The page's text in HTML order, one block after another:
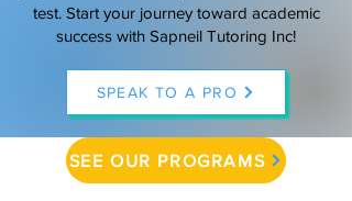
test. Start your journey toward academic
success with Sapneil Tutoring Inc!
SPEAK TO A PRO
SEE OUR PROGRAMS